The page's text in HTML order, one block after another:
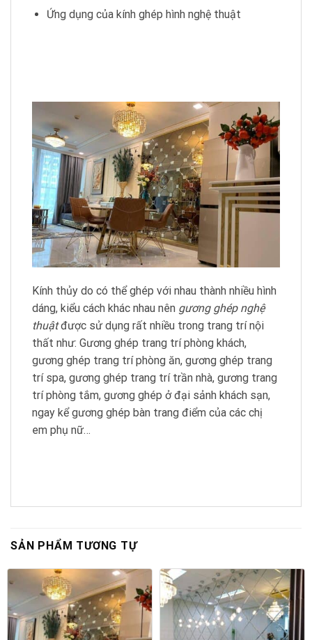
Ứng dụng của kính ghép hình nghệ thuật
Kính thủy do có thể ghép với nhau thành nhiều hình
dáng, kiểu cách khác nhau nên gương ghép nghệ
thuậtđược sử dụng rất nhiều trong trang trí nội
thất như: Gương ghép trang trí phòng khách,
gương ghép trang trí phòng ăn, gương ghép trang
trí spa, gương ghép trang trí trần nhà, gương trang
trí phòng tắm, gương ghép ở đại sảnh khách sạn,
ngay kể gương ghép bàn trang điểm của các chị
em phụ nữ…
SẢN PHẨM TƯƠNG TỰ